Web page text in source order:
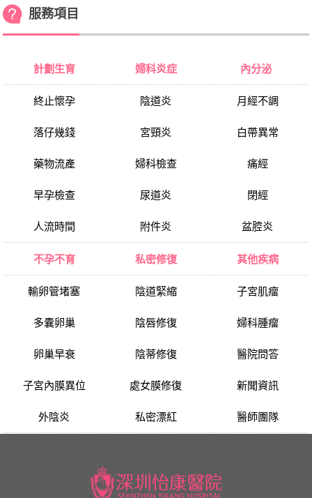
服務項目
計劃生育
終止懷孕
落仔幾錢
藥物流產
早孕檢查
人流時間
婦科炎症
陰道炎
宮頸炎
婦科檢查
尿道炎
附件炎
內分泌
月經不調
白帶異常
痛經
閉經
盆腔炎
不孕不育
輸卵管堵塞
多囊卵巢
卵巢早衰
子宮內膜異位
外陰炎
私密修復
陰道緊縮
陰唇修復
陰蒂修復
處女膜修復
私密漂紅
其他疾病
子宮肌瘤
婦科腫瘤
醫院問答
新聞資訊
醫師團隊